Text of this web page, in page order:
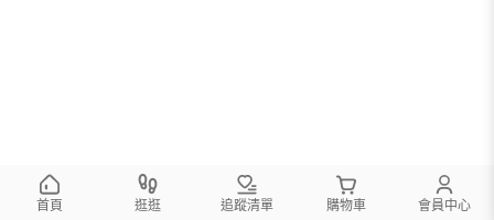
首頁 逛逛 追蹤清單 購物車 會員中心